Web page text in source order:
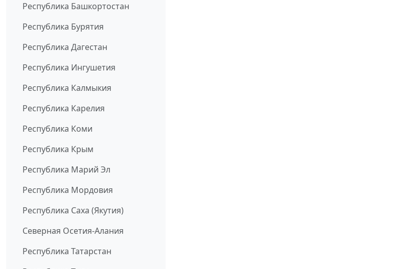
Республика Башкортостан
Республика Бурятия
Республика Дагестан
Республика Ингушетия
Республика Калмыкия
Республика Карелия
Республика Коми
Республика Крым
Республика Марий Эл
Республика Мордовия
Республика Саха (Якутия)
Северная Осетия-Алания
Республика Татарстан